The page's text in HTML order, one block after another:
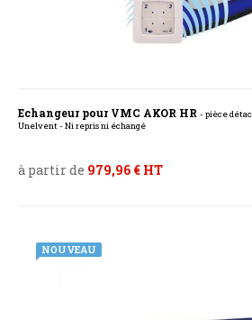
Echangeur pour VMC AKOR HR - pièce
Unelvent - Ni repris ni échangé
à partir de 979,96 € HT
NOUVEAU